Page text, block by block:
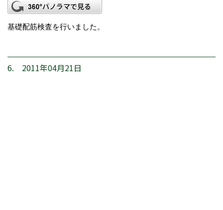
基礎配筋検査を行いました。
6. 2011年04月21日